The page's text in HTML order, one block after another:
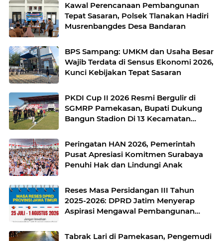
Kawal Perencanaan Pembangunan
Tepat Sasaran, Polsek Tlanakan Hadiri
Musrenbangdes Desa Bandaran
BPS Sampang: UMKM dan Usaha Besar
Wajib Terdata di Sensus Ekonomi 2026,
Kunci Kebijakan Tepat Sasaran
PKDI Cup II 2026 Resmi Bergulir di
SGMRP Pamekasan, Bupati Dukung
Bangun Stadion Di 13 Kecamatan
Peringatan HAN 2026, Pemerintah
Pusat Apresiasi Komitmen Surabaya
Penuhi Hak dan Lindungi Anak
Reses Masa Persidangan III Tahun
2025-2026: DPRD Jatim Menyerap
Aspirasi Mengawal Pembangunan
Tabrak Lari di Pamekasan, Pengemudi